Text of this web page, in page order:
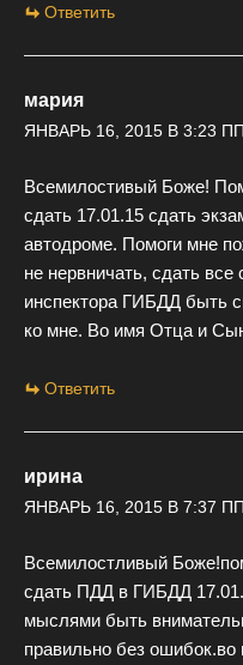
Ответить
мария
ЯНВАРЬ 16, 2015 В 3:23 ПП
Всемилостивый Боже!
сдать 17.01.15 сдать
автодроме. Помоги мне
не нервничать, сдать все
инспектора ГИБДД быть
ко мне. Во имя Отца и
Ответить
ирина
ЯНВАРЬ 16, 2015 В 7:37 ПП
Всемилостливый
сдать ПДД в ГИБДД
мыслями быть
правильно без ошибок.во